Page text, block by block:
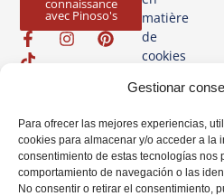
Gestionar
Para ofrecer las mejores experiencias,
cookies para almacenar y/o acceder a la
consentimiento de estas tecnologías nos
comportamiento de navegación o las
No consentir o retirar el consentimiento,
connaissance
avec Pinoso's
matière
de
cookies
Politique de
Avis Légal